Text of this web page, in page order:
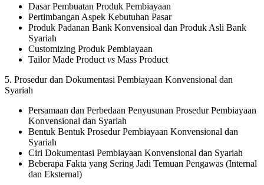
Dasar Pembuatan Produk Pembiayaan
Pertimbangan Aspek Kebutuhan Pasar
Produk Padanan Bank Konvensioal dan Produk Asli Bank
Syariah
Customizing Produk Pembiayaan
Tailor Made Product vs Mass Product
5. Prosedur dan Dokumentasi Pembiayaan Konvensional dan
Syariah
Persamaan dan Perbedaan Penyusunan Prosedur Pembiayaan
Konvensional dan Syariah
Bentuk Bentuk Prosedur Pembiayaan Konvensional dan
Syariah
Ciri Dokumentasi Pembiayaan Konvensional dan Syariah
Beberapa Fakta yang Sering Jadi Temuan Pengawas (Internal
dan Eksternal)